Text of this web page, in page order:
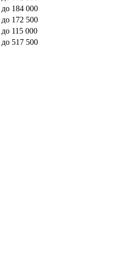
до 184 000
до 172 500
до 115 000
до 517 500